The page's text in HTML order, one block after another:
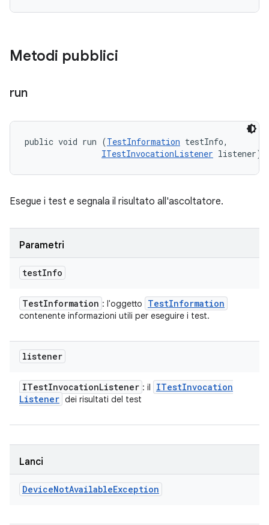
Metodi pubblici
run
public void run (TestInformation testInfo,
ITestInvocationListener listener)
Esegue i test e segnala il risultato all'ascoltatore.
Parametri
testInfo
TestInformation : l'oggetto TestInformation
contenente informazioni utili per eseguire i test.
listener
ITestInvocationListener : il ITestInvocation
Listener dei risultati del test
Lanci
DeviceNotAvailableException